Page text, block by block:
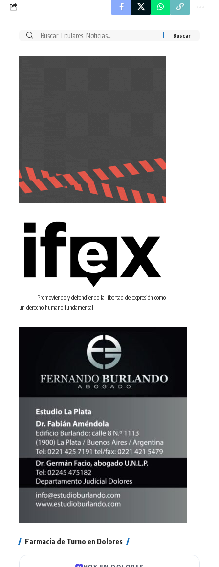
Buscar
Promoviendo y defendiendo la libertad de expresión como
un derecho humano fundamental.
Farmacia de Turno en Dolores